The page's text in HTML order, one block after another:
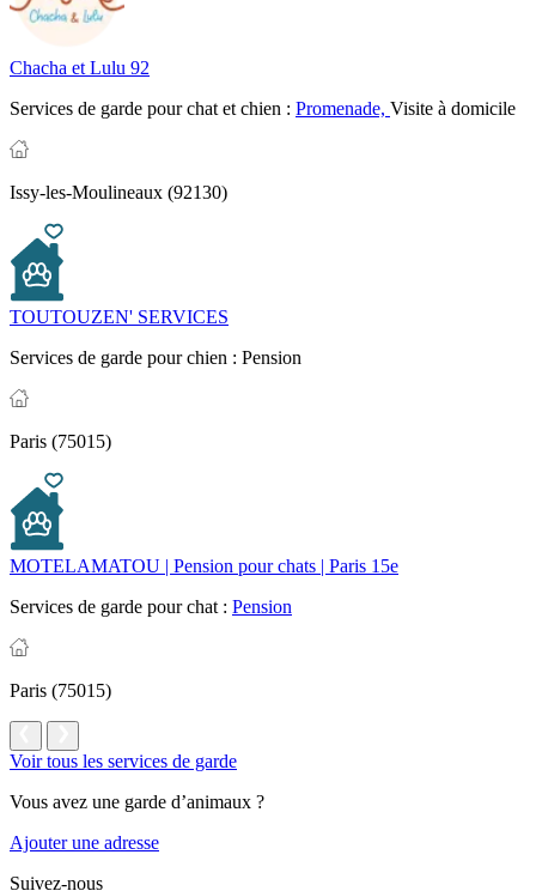
Chacha et Lulu 92
Services de garde pour chat et chien : Promenade, Visite à domicile
Issy-les-Moulineaux (92130)
TOUTOUZEN' SERVICES
Services de garde pour chien : Pension
Paris (75015)
MOTELAMATOU | Pension pour chats | Paris 15e
Services de garde pour chat : Pension
Paris (75015)
Voir tous les services de garde
Vous avez une garde d’animaux ?
Ajouter une adresse
Suivez-nous